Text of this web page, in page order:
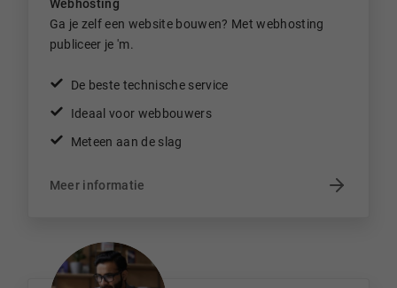
Webhosting
Ga je zelf een website bouwen? Met webhosting
publiceer je 'm.
De beste technische service
Ideaal voor webbouwers
Meteen aan de slag
Meer informatie